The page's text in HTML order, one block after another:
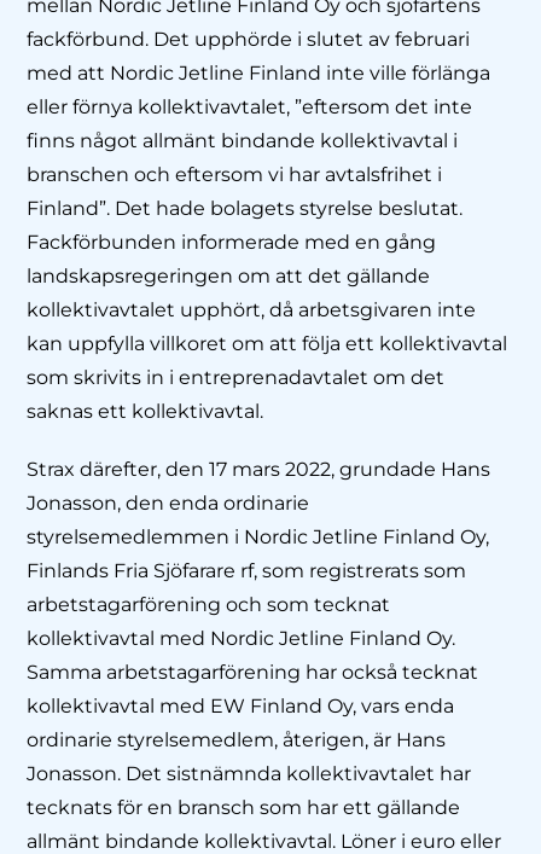
mellan Nordic Jetline Finland Oy och sjöfartens
fackförbund. Det upphörde i slutet av februari
med att Nordic Jetline Finland inte ville förlänga
eller förnya kollektivavtalet, ”eftersom det inte
finns något allmänt bindande kollektivavtal i
branschen och eftersom vi har avtalsfrihet i
Finland”. Det hade bolagets styrelse beslutat.
Fackförbunden informerade med en gång
landskapsregeringen om att det gällande
kollektivavtalet upphört, då arbetsgivaren inte
kan uppfylla villkoret om att följa ett kollektivavtal
som skrivits in i entreprenadavtalet om det
saknas ett kollektivavtal.
Strax därefter, den 17 mars 2022, grundade Hans
Jonasson, den enda ordinarie
styrelsemedlemmen i Nordic Jetline Finland Oy,
Finlands Fria Sjöfarare rf, som registrerats som
arbetstagarförening och som tecknat
kollektivavtal med Nordic Jetline Finland Oy.
Samma arbetstagarförening har också tecknat
kollektivavtal med EW Finland Oy, vars enda
ordinarie styrelsemedlem, återigen, är Hans
Jonasson. Det sistnämnda kollektivavtalet har
tecknats för en bransch som har ett gällande
allmänt bindande kollektivavtal. Löner i euro eller